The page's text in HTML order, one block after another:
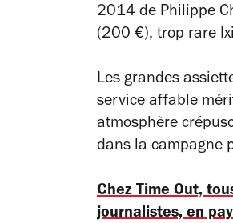
2014 de Philippe
(200 €), trop rare
Les grandes
service affable
atmosphère
dans la campagne
Chez Time Out,
journalistes, en